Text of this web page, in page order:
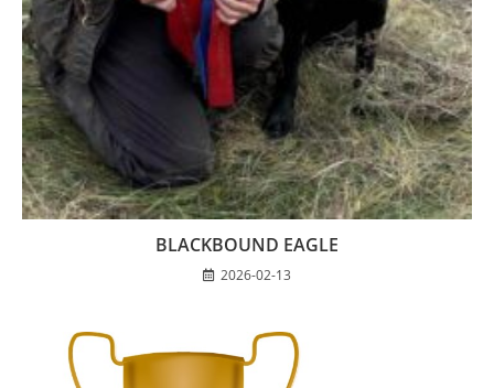
BLACKBOUND EAGLE
2026-02-13